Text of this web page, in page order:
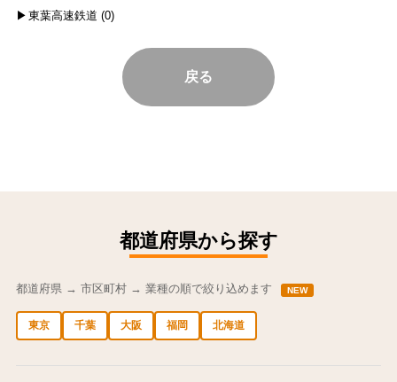
東葉高速鉄道 (0)
戻る
都道府県から探す
都道府県 → 市区町村 → 業種の順で絞り込めます NEW
東京 千葉 大阪 福岡 北海道